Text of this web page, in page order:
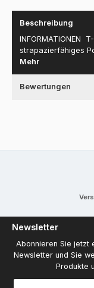
Beschreibung
INFORMATIONEN
strapazierfähiges
Mehr
Bewertungen
Newsletter
Abonnieren Sie jetzt
Newsletter und Sie
Produkte